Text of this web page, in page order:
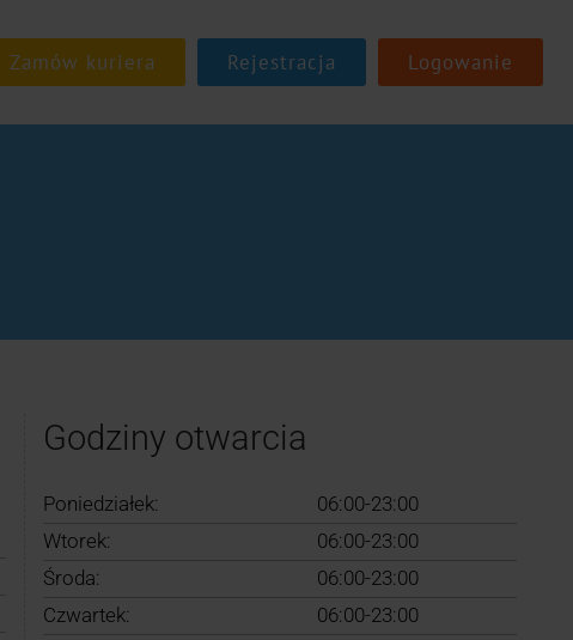
Rejestracja Logowanie
Godziny otwarcia
Poniedziałek:
06:00-23:00
Wtorek:
06:00-23:00
Środa:
06:00-23:00
Czwartek:
06:00-23:00